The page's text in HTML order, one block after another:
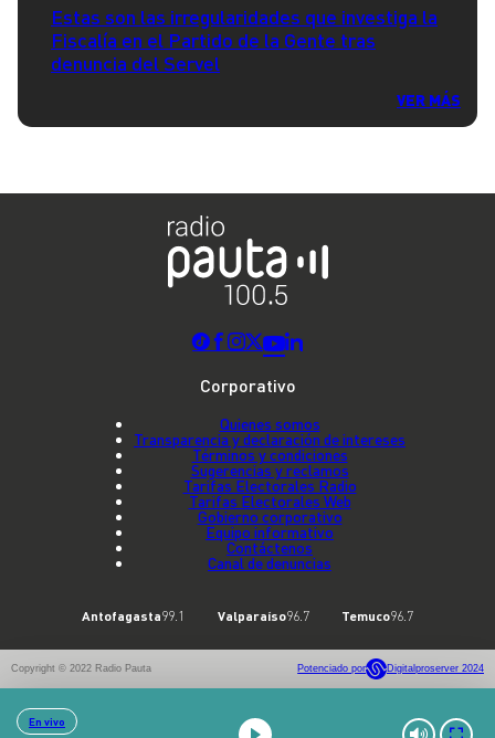
Estas son las irregularidades que investiga la
Fiscalía en el Partido de la Gente tras
denuncia del Servel
VER MÁS
En vivo
Corporativo
Quienes somos
Transparencia y declaración de intereses
Términos y condiciones
Sugerencias y reclamos
Tarifas Electorales Radio
Tarifas Electorales Web
Gobierno corporativo
Equipo informativo
Contáctenos
Canal de denuncias
Antofagasta99.1 Valparaíso96.7 Temuco96.7
Copyright © 2022 Radio Pauta Potenciado por Digitalproserver 2024